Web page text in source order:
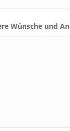
Wünsche und